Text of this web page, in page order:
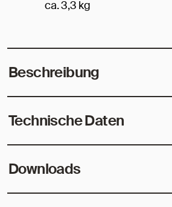
ca. 3,3 kg
Beschreibung
Technische Daten
Downloads